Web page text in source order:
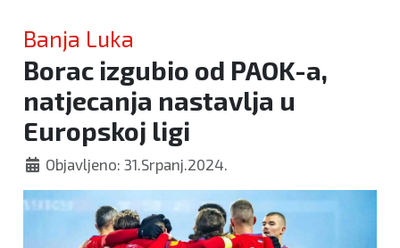
Banja Luka
Borac izgubio od PAOK-a,
natjecanja nastavlja u
Europskoj ligi
Objavljeno: 31.Srpanj.2024.